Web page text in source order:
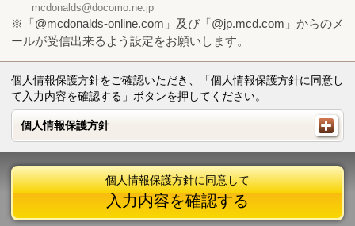
mcdonalds@docomo.ne.jp
※「@mcdonalds-online.com」及び「@jp.mcd.com」からのメ
ールが受信出来るよう設定をお願いします。
個人情報保護方針をご確認いただき、「個人情報保護方針に同意し
て入力内容を確認する」ボタンを押してください。
個人情報保護方針
個人情報保護方針
個人情報保護方針に同意して
入力内容を確認する